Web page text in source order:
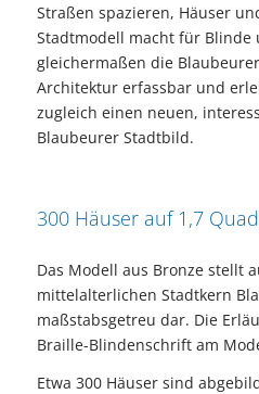
Straßen spazieren, Häuser
Stadtmodell macht für Blinde
gleichermaßen die
Architektur erfassbar und
zugleich einen neuen,
Blaubeurer Stadtbild.
300 Häuser auf 1,7
Das Modell aus Bronze stellt
mittelalterlichen Stadtkern
maßstabsgetreu dar. Die
Braille-Blindenschrift am
Etwa 300 Häuser sind